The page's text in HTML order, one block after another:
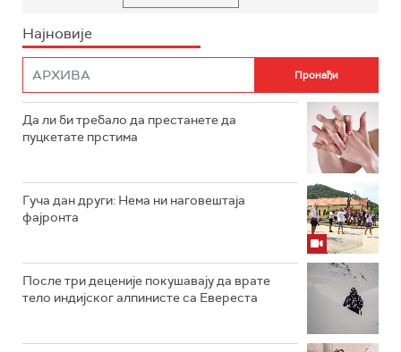
Најновије
Да ли би требало да престанете да
пуцкетате прстима
Гуча дан други: Нема ни наговештаја
фајронта
После три деценије покушавају да врате
тело индијског алпинисте са Евереста